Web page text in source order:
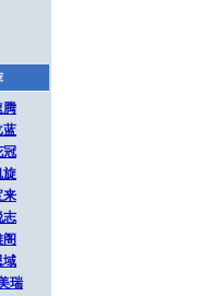
腾
蓝
冠
旋
来
志
域
瑞